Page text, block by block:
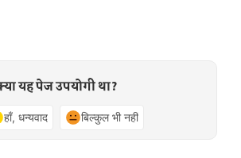
यह पेज उपयोगी था?
हाँ, धन्यवाद बिल्कुल भी नहीं